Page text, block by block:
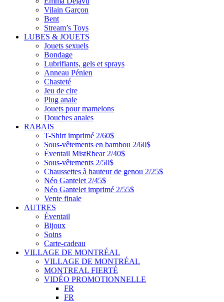
Vilain Garçon
Bent
Stream’s Toys
LUBES & JOUETS
Jouets sexuels
Bondage
Lubrifiants, gels et sprays
Anneau Pénien
Chasteté
Jeu de cire
Plug anale
Jouets pour mamelons
Douches anales
RABAIS
T-Shirt imprimé 2/60$
Sous-vêtements en bambou 2/60$
Éventail MistRbear 2/40$
Sous-vêtements 2/50$
Chaussettes à hauteur de genou 2/25$
Néo Gantelet 2/45$
Néo Gantelet imprimé 2/55$
Vente finale
AUTRES
Éventail
Bijoux
Soins
Carte-cadeau
VILLAGE DE MONTRÉAL
VILLAGE DE MONTRÉAL
MONTREAL FIERTÉ
VIDÉO PROMOTIONNELLE
FR
FR